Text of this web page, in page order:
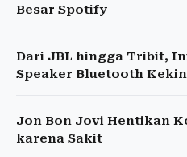
Besar Spotify
Dari JBL hingga Tribit,
Speaker Bluetooth
Jon Bon Jovi Hentikan
karena Sakit